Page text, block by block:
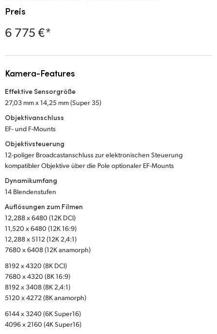
Singapore
South Africa
Spain
Sweden
Chinese Taipei
Turkey
UAE
Ukraine
United Kingdom
United States
Preis
6 775 €*
Kamera-Features
Effektive Sensorgröße
27,03 mm x 14,25 mm (Super 35)
Objektivanschluss
EF- und F-Mounts
Objektivsteuerung
12-poliger Broadcastanschluss zur elektronischen Steuerung
kompatibler Objektive über die Pole optionaler EF-Mounts
Dynamikumfang
14 Blendenstufen
Auflösungen zum Filmen
12,288 x 6480 (12K DCI)
11,520 x 6480 (12K 16:9)
12,288 x 5112 (12K 2,4:1)
7680 x 6408 (12K anamorph)
8192 x 4320 (8K DCI)
7680 x 4320 (8K 16:9)
8192 x 3408 (8K 2,4:1)
5120 x 4272 (8K anamorph)
6144 x 3240 (6K Super16)
4096 x 2160 (4K Super16)